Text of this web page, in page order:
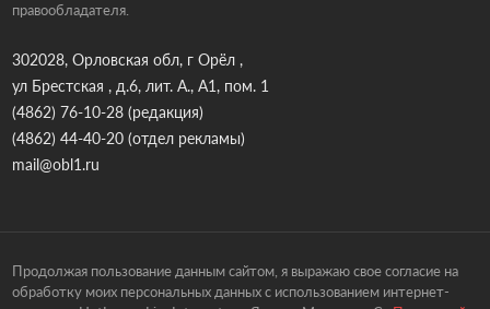
правообладателя.
302028, Орловская обл, г Орёл ,
ул Брестская , д.6, лит. А., А1, пом. 1
(4862) 76-10-28(редакция)
(4862) 44-40-20(отдел рекламы)
mail@obl1.ru
Продолжая пользование данным сайтом, я выражаю свое согласие на
обработку моих персональных данных с использованием интернет-